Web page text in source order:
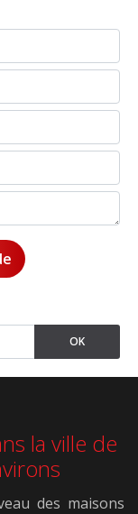
la ville de
des maisons